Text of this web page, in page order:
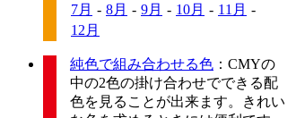
7月 - 8月 - 9月 - 10月 - 11月 -
12月
純色で組み合わせる色 ：CMYの
中の2色の掛け合わせでできる配
色を見ることが出来ます。きれい